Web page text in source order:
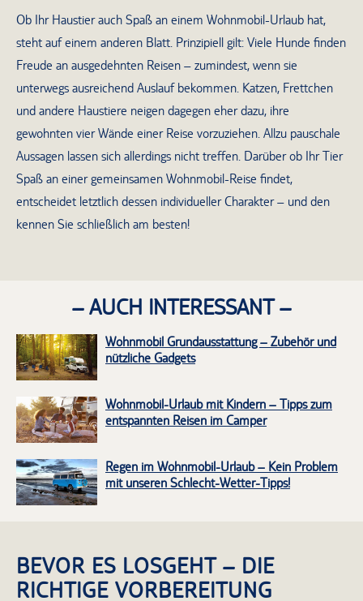
Ob Ihr Haustier auch Spaß an einem Wohnmobil-Urlaub hat,
steht auf einem anderen Blatt. Prinzipiell gilt: Viele Hunde finden
Freude an ausgedehnten Reisen – zumindest, wenn sie
unterwegs ausreichend Auslauf bekommen. Katzen, Frettchen
und andere Haustiere neigen dagegen eher dazu, ihre
gewohnten vier Wände einer Reise vorzuziehen. Allzu pauschale
Aussagen lassen sich allerdings nicht treffen. Darüber ob Ihr Tier
Spaß an einer gemeinsamen Wohnmobil-Reise findet,
entscheidet letztlich dessen individueller Charakter – und den
kennen Sie schließlich am besten!
– AUCH INTERESSANT –
Wohnmobil Grundausstattung – Zubehör und
nützliche Gadgets
Wohnmobil-Urlaub mit Kindern – Tipps zum
entspannten Reisen im Camper
Regen im Wohnmobil-Urlaub – Kein Problem
mit unseren Schlecht-Wetter-Tipps!
BEVOR ES LOSGEHT – DIE
RICHTIGE VORBEREITUNG